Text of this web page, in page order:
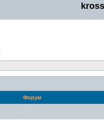
Форум